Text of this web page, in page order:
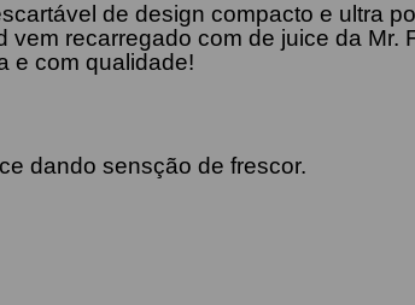
de design compacto e ultra
recarregado com de juice da Mr.
e com qualidade!
dando sensção de frescor.